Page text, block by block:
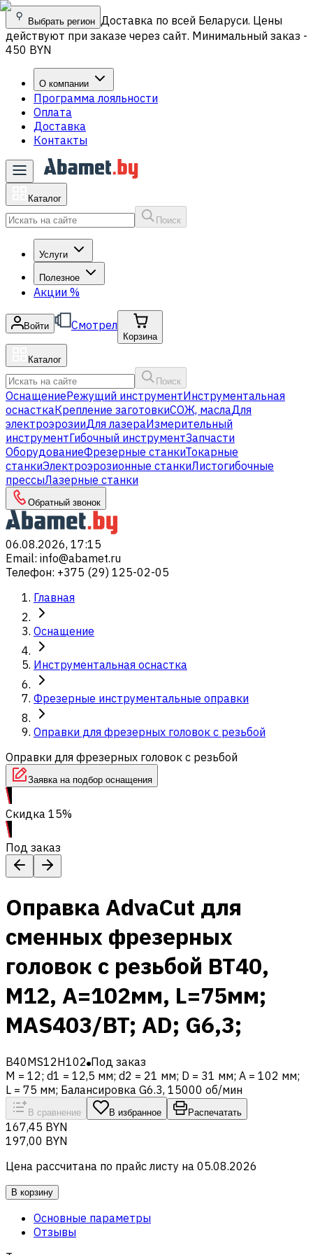
Выбрать регион Доставка по всей Беларуси. Цены
действуют при заказе через сайт. Минимальный заказ -
450 BYN
О компании
Программа лояльности
Оплата
Доставка
Контакты
Каталог
Поиск
Услуги
Полезное
Акции %
Войти Смотрел
Корзина
Каталог
Поиск
ОснащениеРежущий инструментИнструментальная
оснасткаКрепление заготовкиСОЖ, маслаДля
электроэрозииДля лазераИзмерительный
инструментГибочный инструментЗапчасти
ОборудованиеФрезерные станкиТокарные
станкиЭлектроэрозионные станкиЛистогибочные
прессыЛазерные станки
Обратный звонок
06.08.2026, 17:15
Email: info@abamet.ru
Телефон: +375 (29) 125-02-05
Главная
Оснащение
Инструментальная оснастка
Фрезерные инструментальные оправки
Оправки для фрезерных головок с резьбой
Оправки для фрезерных головок с резьбой
Заявка на подбор оснащения
Скидка 15%
Под заказ
Оправка AdvaCut для
сменных фрезерных
головок с резьбой BT40,
M12, A=102мм, L=75мм;
MAS403/BT; AD; G6,3;
B40MS12H102 Под заказ
M = 12; d1 = 12,5 мм; d2 = 21 мм; D = 31 мм; A = 102 мм;
L = 75 мм; Балансировка G6.3, 15000 об/мин
В сравнение В избранное Распечатать
167,45 BYN
197,00 BYN
Цена рассчитана по прайс листу на 05.08.2026
В корзину
Основные параметры
Отзывы